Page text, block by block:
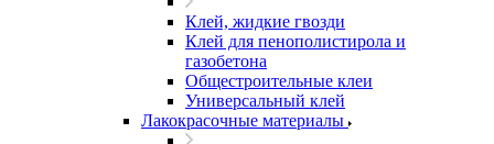
Клей, жидкие гвозди
Клей для пенополистирола и
газобетона
Общестроительные клеи
Универсальный клей
Лакокрасочные материалы